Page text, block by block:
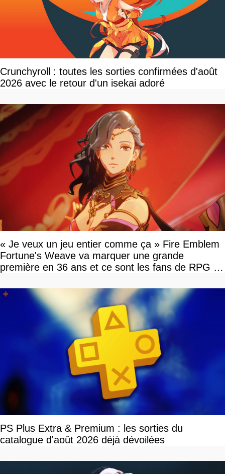
Crunchyroll : toutes les sorties confirmées d'août
2026 avec le retour d'un isekai adoré
« Je veux un jeu entier comme ça » Fire Emblem
Fortune's Weave va marquer une grande
première en 36 ans et ce sont les fans de RPG en
PS Plus Extra & Premium : les sorties du
catalogue d'août 2026 déjà dévoilées